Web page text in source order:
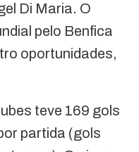
Di Maria. O
pelo Benfica
oportunidades,
teve 169 gols
partida (gols